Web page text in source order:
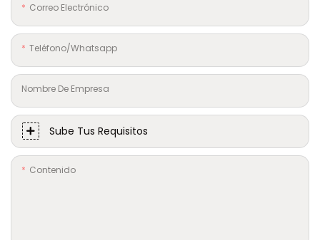
Correo Electrónico
Teléfono/whatsapp
Nombre De Empresa
Sube Tus Requisitos
Contenido